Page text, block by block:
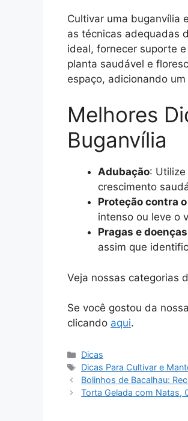
Cultivar uma buganvília
as técnicas adequadas
ideal, fornecer suporte
planta saudável e
espaço, adicionando
Melhores
Buganvília
Adubação:
crescimento
Proteção contra
intenso ou leve o
Pragas e doenças
assim que
Veja nossas categorias
Se você gostou da
clicando aqui.
Dicas
Dicas Para Cultivar e
Bolinhos de Bacalhau:
Torta Gelada com Natas,